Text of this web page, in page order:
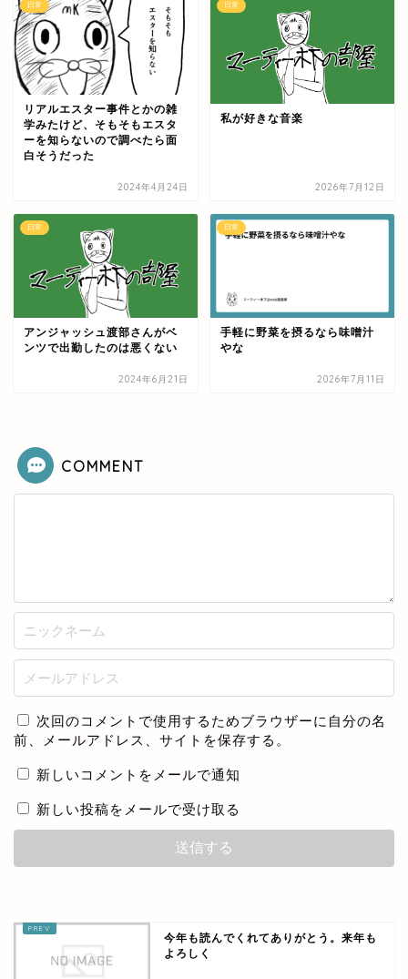
日常
リアルエスター事件とかの雑
学みたけど、そもそもエスタ
ーを知らないので調べたら面
白そうだった
2024年4月24日
日常
私が好きな音楽
2026年7月12日
日常
アンジャッシュ渡部さんがベ
ンツで出勤したのは悪くない
2024年6月21日
日常
手軽に野菜を摂るなら味噌汁
やな
2026年7月11日
COMMENT
次回のコメントで使用するためブラウザーに自分の名
前、メールアドレス、サイトを保存する。
新しいコメントをメールで通知
新しい投稿をメールで受け取る
今年も読んでくれてありがとう。来年も
よろしく